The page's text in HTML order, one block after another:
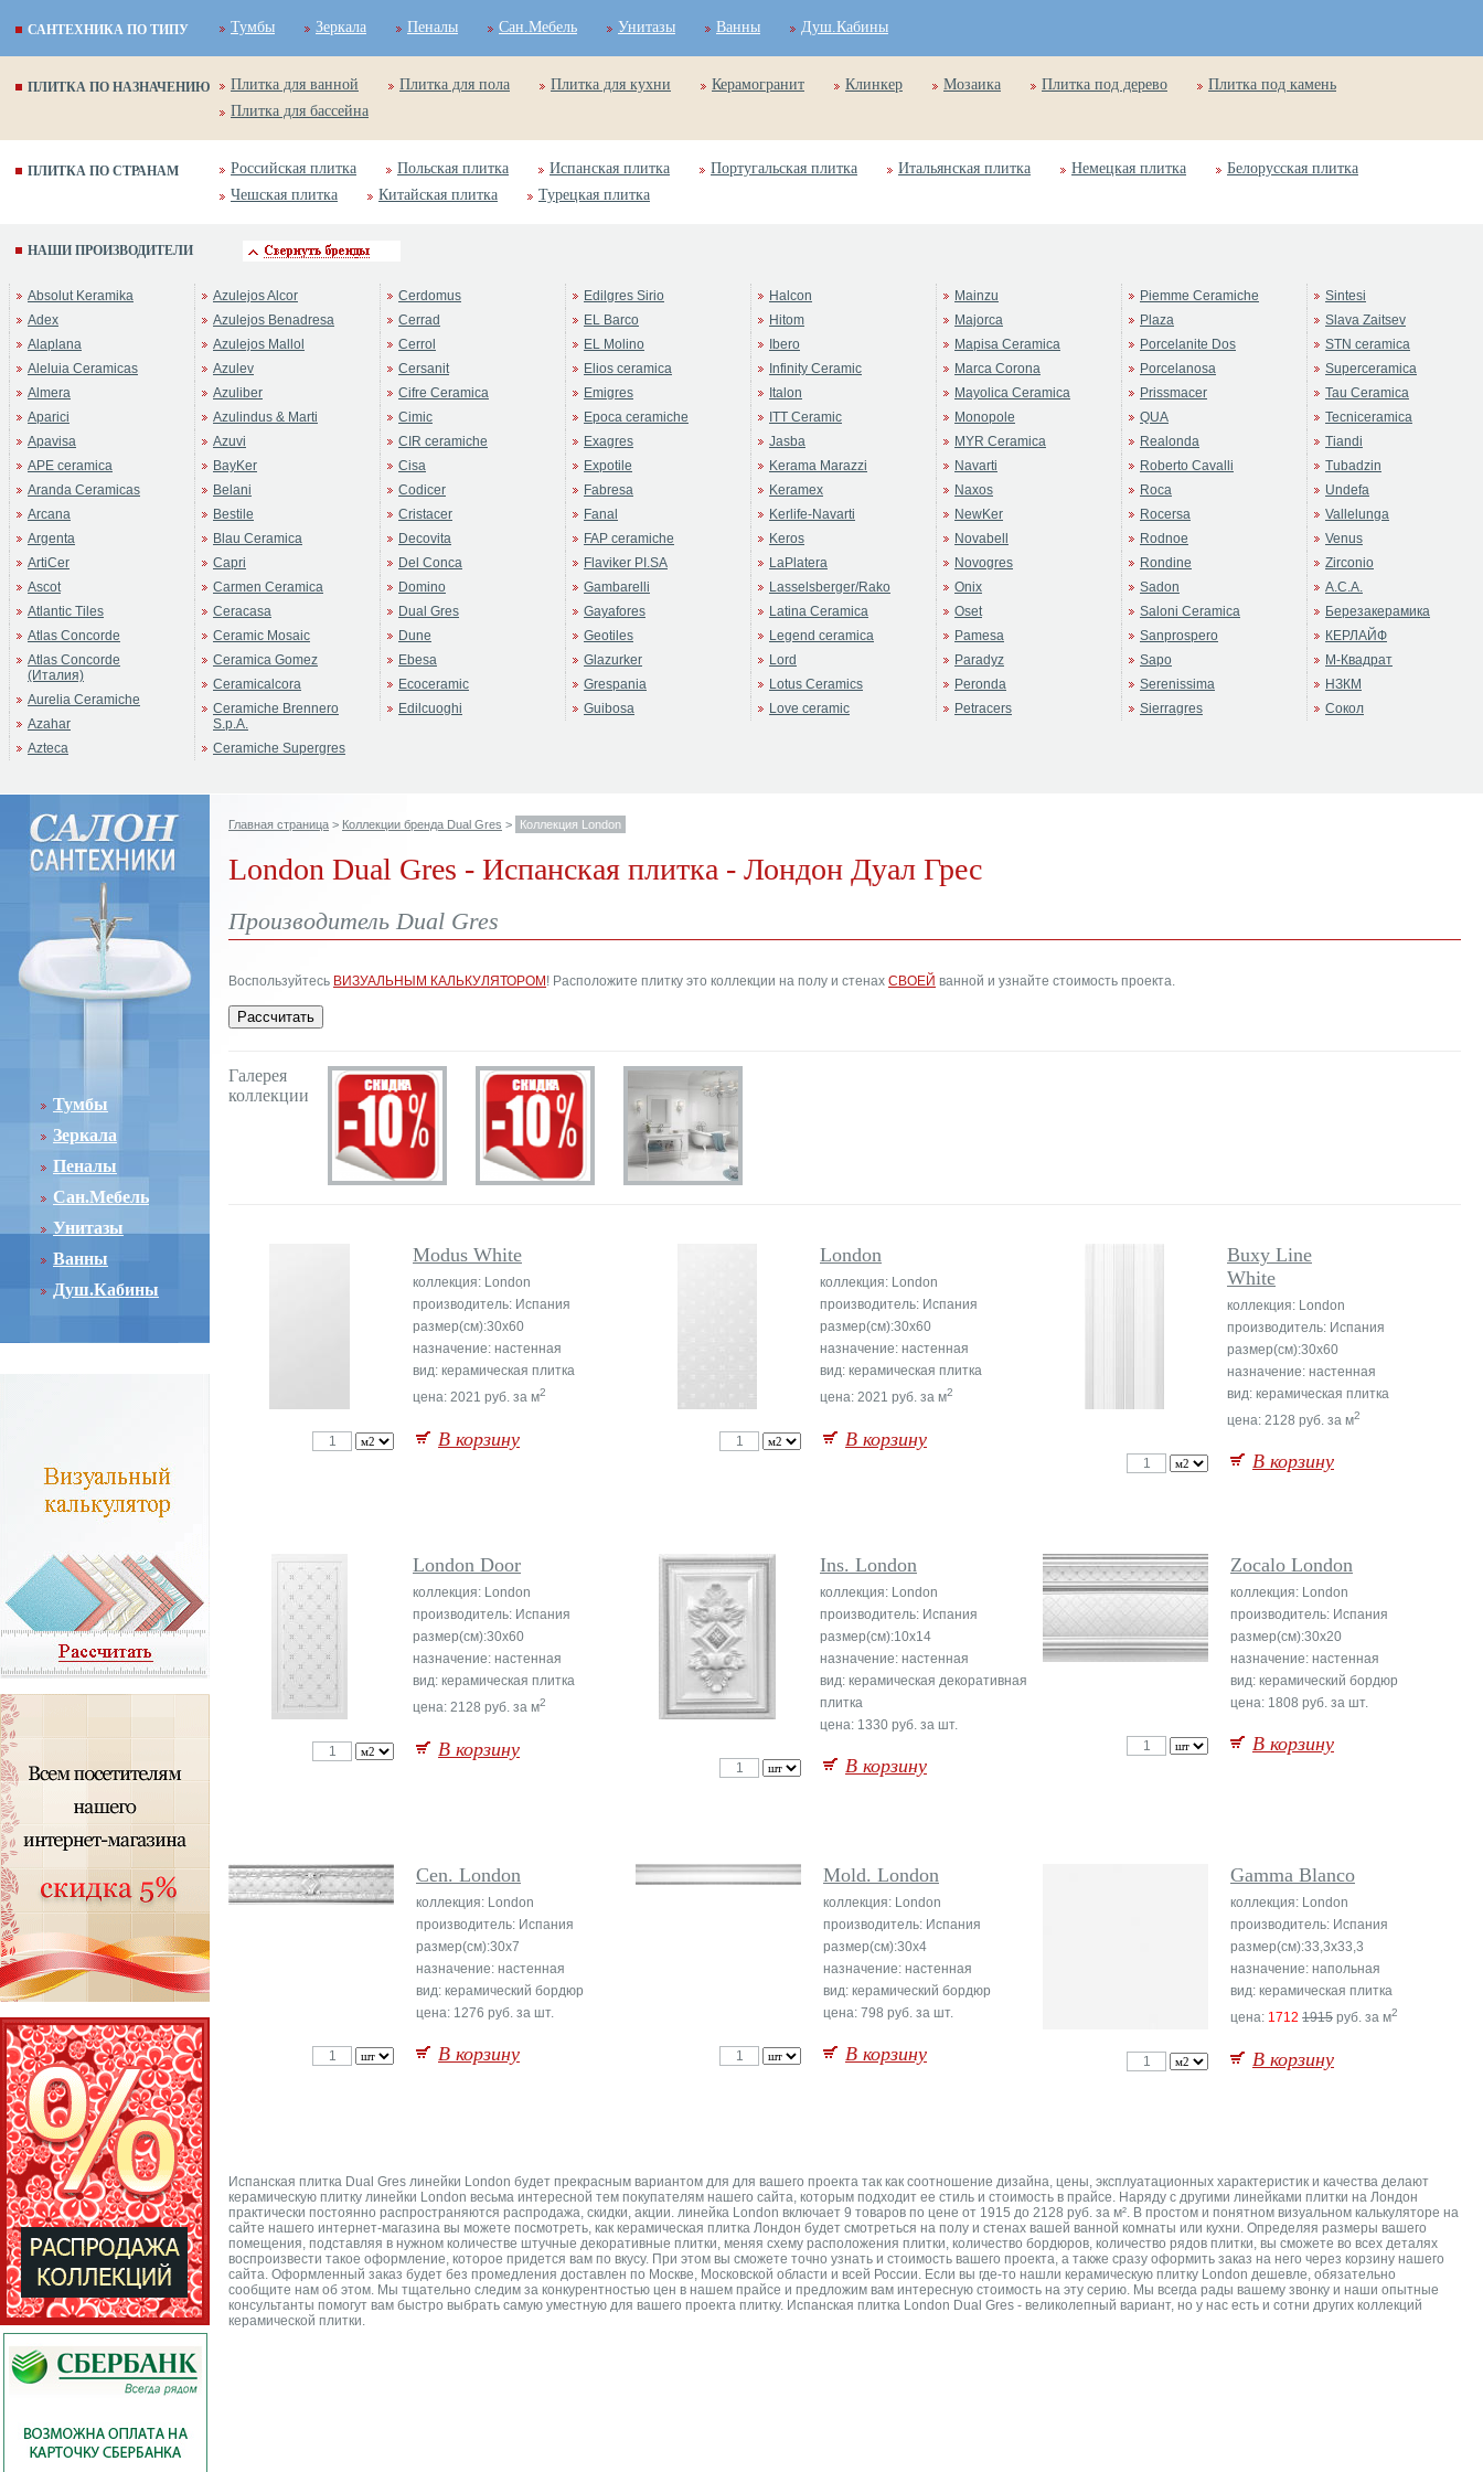
САНТЕХНИКА ПО ТИПУ Тумбы Зеркала Пеналы Сан.Мебель Унитазы Ванны Душ.Кабины
ПЛИТКА ПО НАЗНАЧЕНИЮ Плитка для ванной Плитка для пола Плитка для кухни Керамогранит Клинкер Мозаика Плитка под дерево
Плитка под камень
Плитка для бассейна
ПЛИТКА ПО СТРАНАМ Российская плитка Польская плитка Испанская плитка Португальская плитка Итальянская плитка Немецкая плитка
Белорусская плитка
Чешская плитка
Китайская плитка Турецкая плитка
НАШИ ПРОИЗВОДИТЕЛИ
Absolut Keramika
Adex
Alaplana
Aleluia Ceramicas
Almera
Aparici
Apavisa
APE ceramica
Aranda Ceramicas
Arcana
Argenta
ArtiCer
Ascot
Atlantic Tiles
Atlas Concorde
Atlas Concorde
(Италия)
Aurelia Ceramiche
Azahar
Azteca
Azulejos Alcor
Azulejos Benadresa
Azulejos Mallol
Azulev
Azuliber
Azulindus & Marti
Azuvi
BayKer
Belani
Bestile
Blau Ceramica
Capri
Carmen Ceramica
Ceracasa
Ceramic Mosaic
Ceramica Gomez
Ceramicalcora
Ceramiche Brennero
S.p.A.
Ceramiche Supergres
Cerdomus
Cerrad
Cerrol
Cersanit
Cifre Ceramica
Cimic
CIR ceramiche
Cisa
Codicer
Cristacer
Decovita
Del Conca
Domino
Dual Gres
Dune
Ebesa
Ecoceramic
Edilcuoghi
Edilgres Sirio
EL Barco
EL Molino
Elios ceramica
Emigres
Epoca ceramiche
Exagres
Expotile
Fabresa
Fanal
FAP ceramiche
Flaviker PI.SA
Gambarelli
Gayafores
Geotiles
Glazurker
Grespania
Guibosa
Halcon
Hitom
Ibero
Infinity Ceramic
Italon
ITT Ceramic
Jasba
Kerama Marazzi
Keramex
Kerlife-Navarti
Keros
LaPlatera
Lasselsberger/Rako
Latina Ceramica
Legend ceramica
Lord
Lotus Ceramics
Love ceramic
Mainzu
Majorca
Mapisa Ceramica
Marca Corona
Mayolica Ceramica
Monopole
MYR Ceramica
Navarti
Naxos
NewKer
Novabell
Novogres
Onix
Oset
Pamesa
Paradyz
Peronda
Petracers
Piemme Ceramiche
Plaza
Porcelanite Dos
Porcelanosa
Prissmacer
QUA
Realonda
Roberto Cavalli
Roca
Rocersa
Rodnoe
Rondine
Sadon
Saloni Ceramica
Sanprospero
Sapo
Serenissima
Sierragres
Sintesi
Slava Zaitsev
STN ceramica
Superceramica
Tau Ceramica
Tecniceramica
Tiandi
Tubadzin
Undefa
Vallelunga
Venus
Zirconio
А.С.А.
Березакерамика
КЕРЛАЙФ
М-Квадрат
НЗКМ
Сокол
Тумбы
Зеркала
Пеналы
Сан.Мебель
Унитазы
Ванны
Душ.Кабины
Главная страница > Коллекции бренда Dual Gres > Коллекция London
London Dual Gres - Испанская плитка - Лондон Дуал Грес
Производитель Dual Gres
Воспользуйтесь ВИЗУАЛЬНЫМ КАЛЬКУЛЯТОРОМ ! Расположите плитку это коллекции на полу и стенах СВОЕЙ ванной и узнайте стоимость проекта.
Галерея
коллекции
Modus White
коллекция: London
производитель: Испания
размер(см):30x60
назначение: настенная
вид: керамическая плитка
цена: 2021 руб. за м2
В корзину
London
коллекция: London
производитель: Испания
размер(см):30x60
назначение: настенная
вид: керамическая плитка
цена: 2021 руб. за м2
В корзину
Buxy Line
White
коллекция: London
производитель: Испания
размер(см):30x60
назначение: настенная
вид: керамическая плитка
цена: 2128 руб. за м2
В корзину
London Door
коллекция: London
производитель: Испания
размер(см):30x60
назначение: настенная
вид: керамическая плитка
цена: 2128 руб. за м2
В корзину
Ins. London
коллекция: London
производитель: Испания
размер(см):10x14
назначение: настенная
вид: керамическая декоративная
плитка
цена: 1330 руб. за шт.
В корзину
Zocalo London
коллекция: London
производитель: Испания
размер(см):30x20
назначение: настенная
вид: керамический бордюр
цена: 1808 руб. за шт.
В корзину
Cen. London
коллекция: London
производитель: Испания
размер(см):30x7
назначение: настенная
вид: керамический бордюр
цена: 1276 руб. за шт.
В корзину
Mold. London
коллекция: London
производитель: Испания
размер(см):30x4
назначение: настенная
вид: керамический бордюр
цена: 798 руб. за шт.
В корзину
Gamma Blanco
коллекция: London
производитель: Испания
размер(см):33,3x33,3
назначение: напольная
вид: керамическая плитка
цена: 1712 1915 руб. за м2
В корзину
Испанская плитка Dual Gres линейки London будет прекрасным вариантом для для вашего проекта так как соотношение дизайна, цены, эксплуатационных характеристик и качества делают
керамическую плитку линейки London весьма интересной тем покупателям нашего сайта, которым подходит ее стиль и стоимость в прайсе. Наряду с другими линейками плитки на Лондон
практически постоянно распространяются распродажа, скидки, акции. линейка London включает 9 товаров по цене от 1915 до 2128 руб. за м². В простом и понятном визуальном калькуляторе на
сайте нашего интернет-магазина вы можете посмотреть, как керамическая плитка Лондон будет смотреться на полу и стенах вашей ванной комнаты или кухни. Определяя размеры вашего
помещения, подставляя в нужном количестве штучные декоративные плитки, меняя схему расположения плитки, количество бордюров, количество рядов плитки, вы сможете во всех деталях
воспроизвести такое оформление, которое придется вам по вкусу. При этом вы сможете точно узнать и стоимость вашего проекта, а также сразу оформить заказ на него через корзину нашего
сайта. Оформленный заказ будет без промедления доставлен по Москве, Московской области и всей России. Если вы где-то нашли керамическую плитку London дешевле, обязательно
сообщите нам об этом. Мы тщательно следим за конкурентностью цен в нашем прайсе и предложим вам интересную стоимость на эту серию. Мы всегда рады вашему звонку и наши опытные
консультанты помогут вам быстро выбрать самую уместную для вашего проекта плитку. Испанская плитка London Dual Gres - великолепный вариант, но у нас есть и сотни других коллекций
керамической плитки.